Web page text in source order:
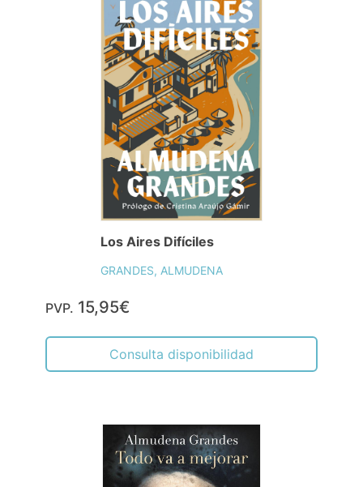
Los Aires Difíciles
GRANDES, ALMUDENA
PVP. 15,95€
Consulta disponibilidad